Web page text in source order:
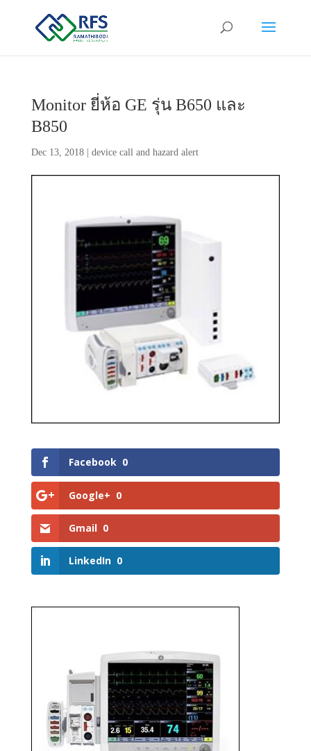
Monitor ยี่ห้อ GE รุ่น B650 และ
B850
Dec 13, 2018| device call and hazard alert
Facebook 0
Google+ 0
Gmail 0
LinkedIn 0